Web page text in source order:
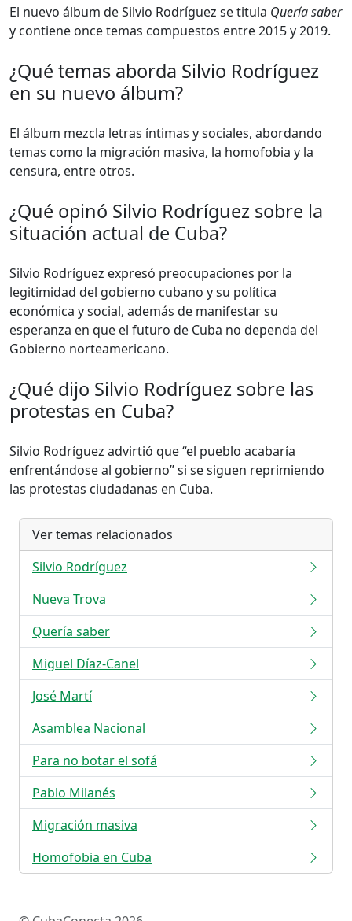
El nuevo álbum de Silvio Rodríguez se titula Quería saber
y contiene once temas compuestos entre 2015 y 2019.
¿Qué temas aborda Silvio Rodríguez
en su nuevo álbum?
El álbum mezcla letras íntimas y sociales, abordando
temas como la migración masiva, la homofobia y la
censura, entre otros.
¿Qué opinó Silvio Rodríguez sobre la
situación actual de Cuba?
Silvio Rodríguez expresó preocupaciones por la
legitimidad del gobierno cubano y su política
económica y social, además de manifestar su
esperanza en que el futuro de Cuba no dependa del
Gobierno norteamericano.
¿Qué dijo Silvio Rodríguez sobre las
protestas en Cuba?
Silvio Rodríguez advirtió que “el pueblo acabaría
enfrentándose al gobierno” si se siguen reprimiendo
las protestas ciudadanas en Cuba.
Ver temas relacionados
Silvio Rodríguez
Nueva Trova
Quería saber
Miguel Díaz-Canel
José Martí
Asamblea Nacional
Para no botar el sofá
Pablo Milanés
Migración masiva
Homofobia en Cuba